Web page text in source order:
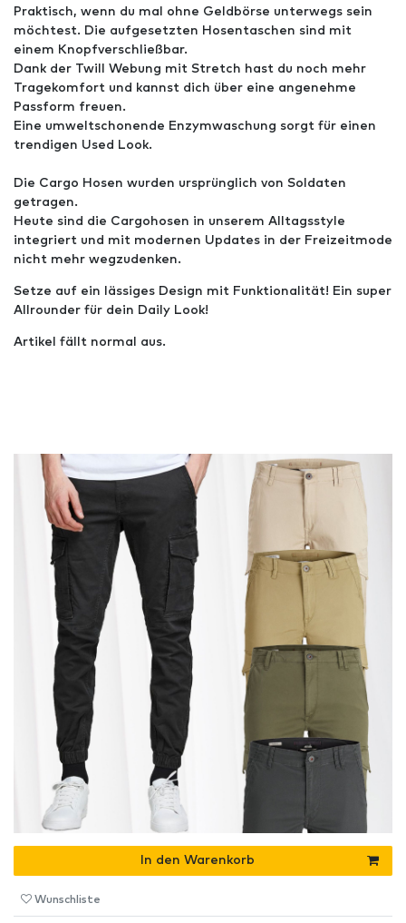
Praktisch, wenn du mal ohne Geldbörse unterwegs sein
möchtest. Die aufgesetzten Hosentaschen sind mit
einem Knopfverschließbar.
Dank der Twill Webung mit Stretch hast du noch mehr
Tragekomfort und kannst dich über eine angenehme
Passform freuen.
Eine umweltschonende Enzymwaschung sorgt für einen
trendigen Used Look.
Die Cargo Hosen wurden ursprünglich von Soldaten
getragen.
Heute sind die Cargohosen in unserem Alltagsstyle
integriert und mit modernen Updates in der Freizeitmode
nicht mehr wegzudenken.
Setze auf ein lässiges Design mit Funktionalität! Ein super
Allrounder für dein Daily Look!
Artikel fällt normal aus.
In den Warenkorb
Wunschliste